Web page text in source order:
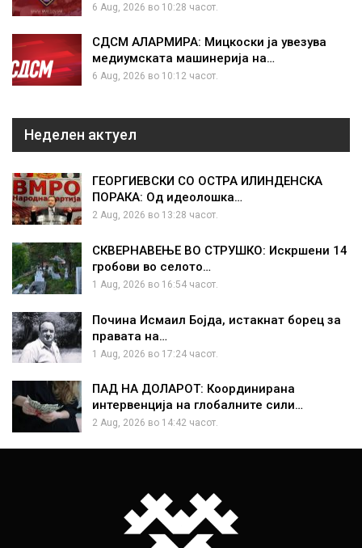
6 Aug, 2026 во 10:28 часот.
СДСМ АЛАРМИРА: Мицкоски ја увезува
медиумската машинерија на…
6 Aug, 2026 во 10:12 часот.
Неделен актуел
ГЕОРГИЕВСКИ СО ОСТРА ИЛИНДЕНСКА
ПОРАКА: Од идеолошка…
2 Aug, 2026 во 13:28 часот.
СКВЕРНАВЕЊЕ ВО СТРУШКО: Искршени 14
гробови во селото…
1 Aug, 2026 во 16:54 часот.
Почина Исмаил Бојда, истакнат борец за
правата на…
1 Aug, 2026 во 17:24 часот.
ПАД НА ДОЛАРОТ: Координирана
интервенција на глобалните сили…
2 Aug, 2026 во 14:42 часот.